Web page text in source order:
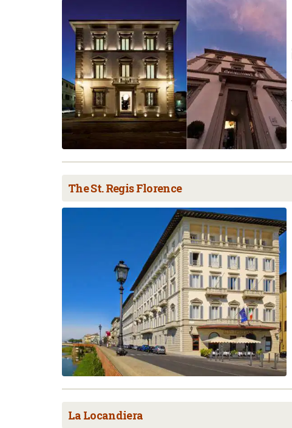
The St. Regis Florence
La Locandiera